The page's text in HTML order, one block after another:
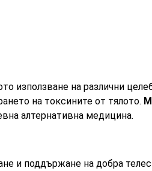
използване на различни
на токсините от тялото.
алтернативна медицина.
и поддържане на добра